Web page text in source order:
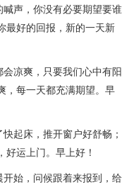
声，你没有必要期望要谁
最好的回报，新的一天新
凉爽，只要我们心中有阳
，每一天都充满期望。早
起床，推开窗户好舒畅；
运上门。早上好！
始，问候跟着来报到，给